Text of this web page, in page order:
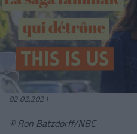
02.02.2021
© Ron Batzdorff/NBC